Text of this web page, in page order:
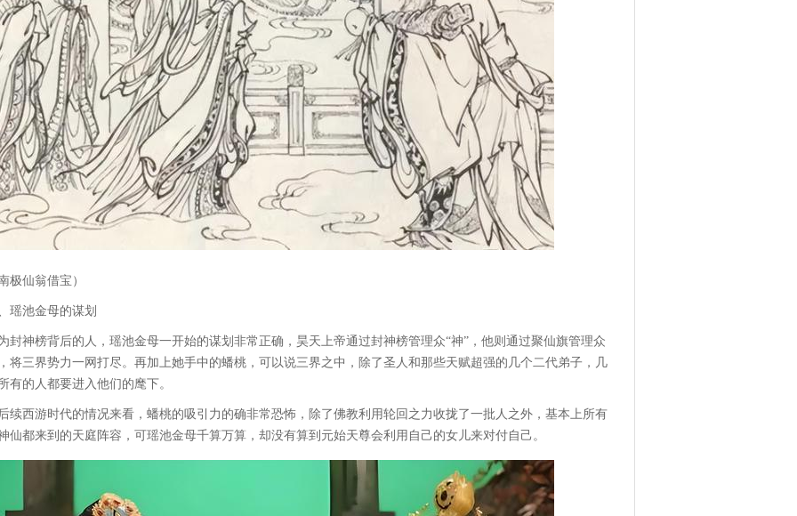
极仙翁借宝）
瑶池金母的谋划
封神榜背后的人，瑶池金母一开始的谋划非常正确，昊天上帝通过封神榜管理众“神”，他则通过聚仙旗管理众
将三界势力一网打尽。再加上她手中的蟠桃，可以说三界之中，除了圣人和那些天赋超强的几个二代弟子，几
有的人都要进入他们的麾下。
续西游时代的情况来看，蟠桃的吸引力的确非常恐怖，除了佛教利用轮回之力收拢了一批人之外，基本上所有
仙都来到的天庭阵容，可瑶池金母千算万算，却没有算到元始天尊会利用自己的女儿来对付自己。